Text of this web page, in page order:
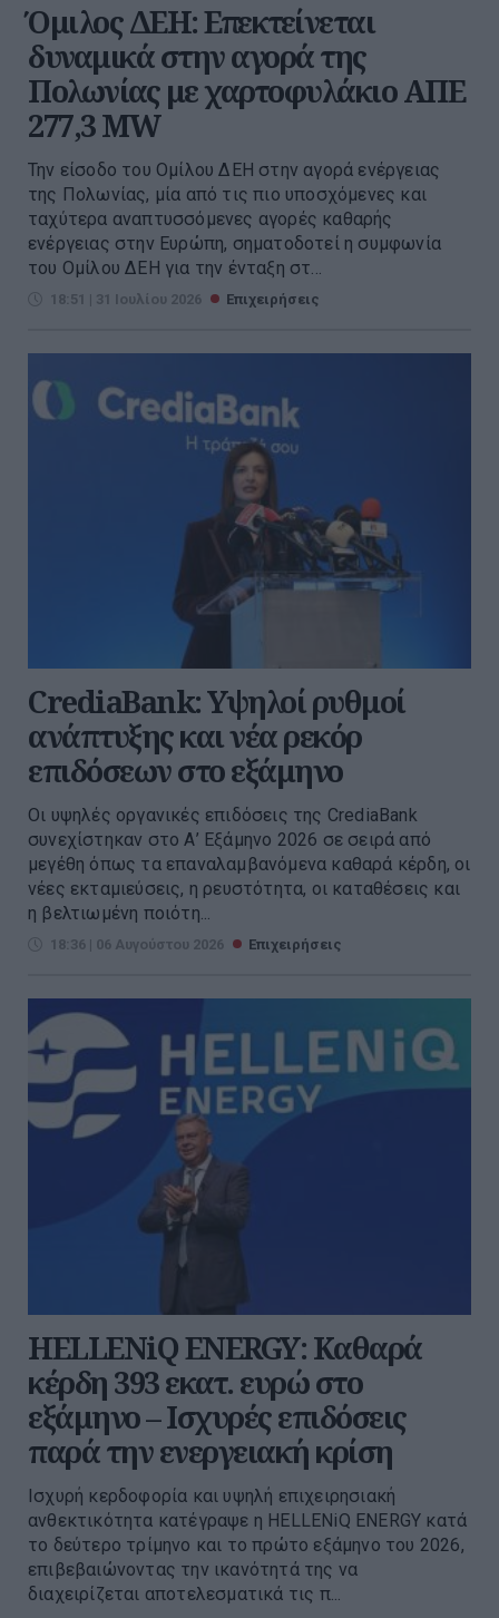
Όμιλος ΔΕΗ: Επεκτείνεται
δυναμικά στην αγορά της
Πολωνίας με χαρτοφυλάκιο ΑΠΕ
277,3 MW
Την είσοδο του Ομίλου ΔΕΗ στην αγορά ενέργειας
της Πολωνίας, μία από τις πιο υποσχόμενες και
ταχύτερα αναπτυσσόμενες αγορές καθαρής
ενέργειας στην Ευρώπη, σηματοδοτεί η συμφωνία
του Ομίλου ΔΕΗ για την ένταξη στ...
18:51 | 31 Ιουλίου 2026 Επιχειρήσεις
CrediaBank: Υψηλοί ρυθμοί
ανάπτυξης και νέα ρεκόρ
επιδόσεων στο εξάμηνο
Οι υψηλές οργανικές επιδόσεις της CrediaBank
συνεχίστηκαν στο Α’ Εξάμηνο 2026 σε σειρά από
μεγέθη όπως τα επαναλαμβανόμενα καθαρά κέρδη, οι
νέες εκταμιεύσεις, η ρευστότητα, οι καταθέσεις και
η βελτιωμένη ποιότη...
18:36 | 06 Αυγούστου 2026 Επιχειρήσεις
HELLENiQ ENERGY: Καθαρά
κέρδη 393 εκατ. ευρώ στο
εξάμηνο – Ισχυρές επιδόσεις
παρά την ενεργειακή κρίση
Ισχυρή κερδοφορία και υψηλή επιχειρησιακή
ανθεκτικότητα κατέγραψε η HELLENiQ ENERGY κατά
το δεύτερο τρίμηνο και το πρώτο εξάμηνο του 2026,
επιβεβαιώνοντας την ικανότητά της να
διαχειρίζεται αποτελεσματικά τις π...